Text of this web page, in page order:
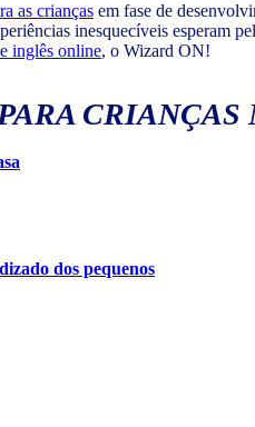
as crianças em fase de
inesquecíveis esperam
inglês online, o Wizard ON!
CRIANÇAS
dos pequenos